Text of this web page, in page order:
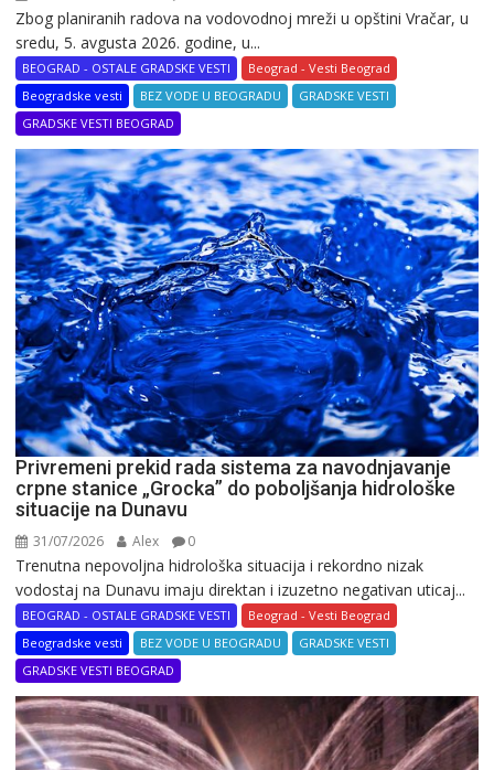
Zbog planiranih radova na vodovodnoj mreži u opštini Vračar, u
sredu, 5. avgusta 2026. godine, u...
BEOGRAD - OSTALE GRADSKE VESTI
Beograd - Vesti Beograd
Beogradske vesti
BEZ VODE U BEOGRADU
GRADSKE VESTI
GRADSKE VESTI BEOGRAD
Privremeni prekid rada sistema za navodnjavanje
crpne stanice „Grocka” do poboljšanja hidrološke
situacije na Dunavu
31/07/2026 Alex 0
Trenutna nepovoljna hidrološka situacija i rekordno nizak
vodostaj na Dunavu imaju direktan i izuzetno negativan uticaj...
BEOGRAD - OSTALE GRADSKE VESTI
Beograd - Vesti Beograd
Beogradske vesti
BEZ VODE U BEOGRADU
GRADSKE VESTI
GRADSKE VESTI BEOGRAD